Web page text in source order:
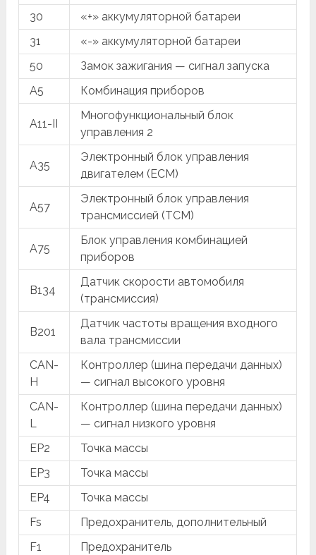
30
«+» аккумуляторной батареи
31
«-» аккумуляторной батареи
50
Замок зажигания — сигнал запуска
A5
Комбинация приборов
A11-II
Многофункциональный блок
управления 2
A35
Электронный блок управления
двигателем (ECM)
A57
Электронный блок управления
трансмиссией (TCM)
A75
Блок управления комбинацией
приборов
B134
Датчик скорости автомобиля
(трансмиссия)
B201
Датчик частоты вращения входного
вала трансмиссии
CAN-
H
Контроллер (шина передачи данных)
— сигнал высокого уровня
CAN-
L
Контроллер (шина передачи данных)
— сигнал низкого уровня
EP2
Точка массы
EP3
Точка массы
EP4
Точка массы
Fs
Предохранитель, дополнительный
F1
Предохранитель